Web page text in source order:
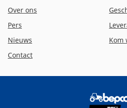
Over ons
Pers
Nieuws
Kom
Contact